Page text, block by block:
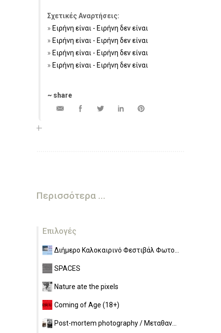
Σχετικές Αναρτήσεις:
Ειρήνη είναι - Ειρήνη δεν είναι
Ειρήνη είναι - Ειρήνη δεν είναι
Ειρήνη είναι - Ειρήνη δεν είναι
Ειρήνη είναι - Ειρήνη δεν είναι
~ share
Περισσότερα ...
Επιλογές
Διήμερο Καλοκαιρινό Φεστιβάλ Φωτο...
SPACES
Nature ate the pixels
Coming of Age (18+)
Post-mortem photography / Μεταθαν...